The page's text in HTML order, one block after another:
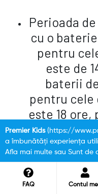
FAQ Contul
Perioada
cu o baterie
pentru
este de
baterii
pentru cele
este 18 ore,
Premier Kids(https://
a îmbunătăți experiența
Afla mai multe sau Sunt de